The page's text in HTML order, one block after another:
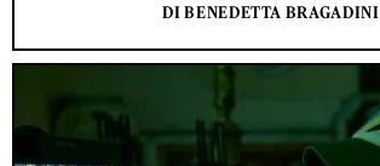
DI BENEDETTA BRAGADINI